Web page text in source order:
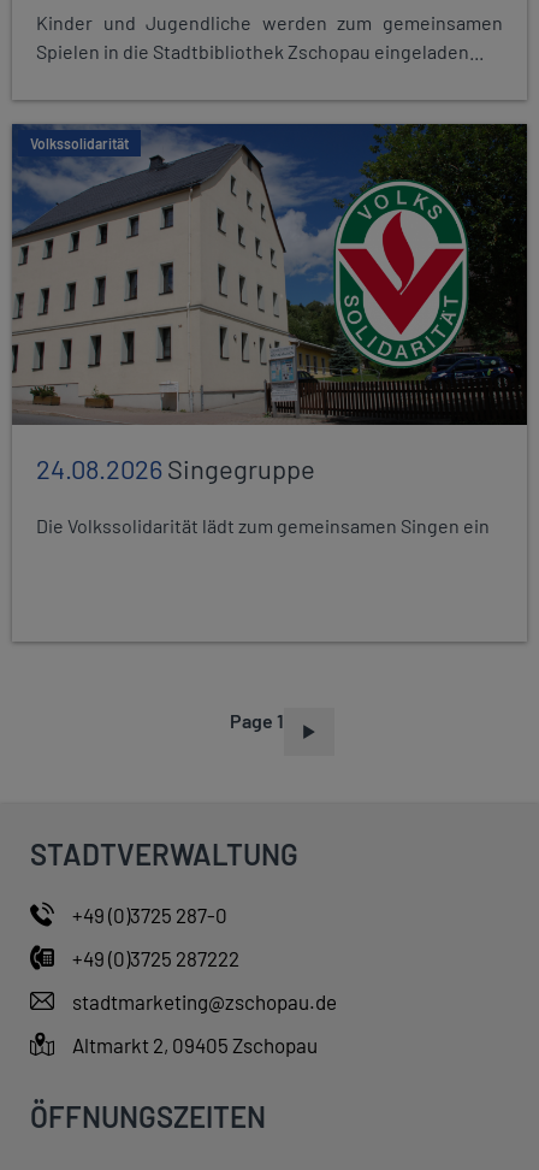
Kinder und Jugendliche werden zum gemeinsamen
Spielen in die Stadtbibliothek Zschopau eingeladen...
Volkssolidarität
24.08.2026Singegruppe
Die Volkssolidarität lädt zum gemeinsamen Singen ein
Page 1
STADTVERWALTUNG
+49 (0)3725 287-0
+49 (0)3725 287222
stadtmarketing@zschopau.de
Altmarkt 2, 09405 Zschopau
ÖFFNUNGSZEITEN